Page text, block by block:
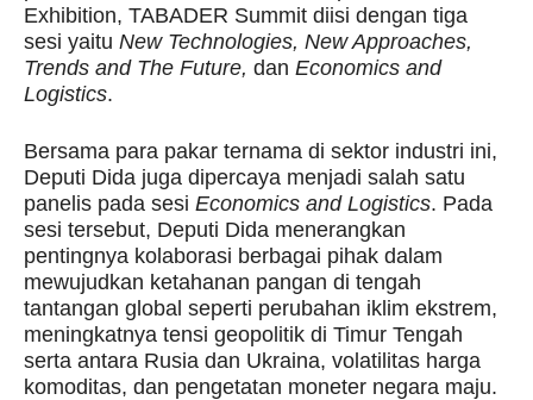
Exhibition, TABADER Summit diisi dengan tiga
sesi yaitu New Technologies, New Approaches,
Trends and The Future, dan Economics and
Logistics.
Bersama para pakar ternama di sektor industri ini,
Deputi Dida juga dipercaya menjadi salah satu
panelis pada sesi Economics and Logistics. Pada
sesi tersebut, Deputi Dida menerangkan
pentingnya kolaborasi berbagai pihak dalam
mewujudkan ketahanan pangan di tengah
tantangan global seperti perubahan iklim ekstrem,
meningkatnya tensi geopolitik di Timur Tengah
serta antara Rusia dan Ukraina, volatilitas harga
komoditas, dan pengetatan moneter negara maju.